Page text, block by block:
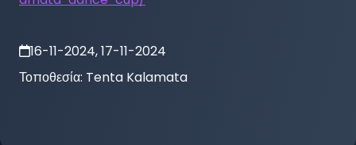
16-11-2024, 17-11-2024
Τοποθεσία: Tenta Kalamata